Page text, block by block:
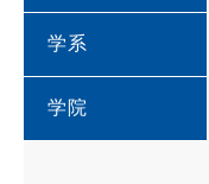
学系
学院